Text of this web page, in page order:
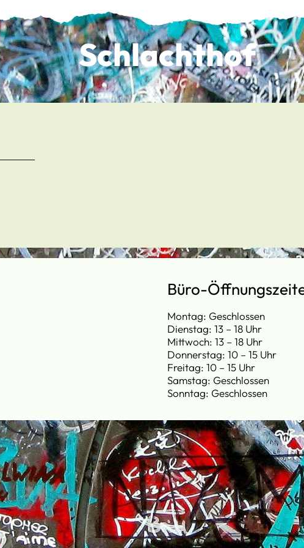
Schlachthof
Büro-
Montag: Geschlossen
Dienstag: 13 – 18 Uhr
Mittwoch: 13 – 18 Uhr
Donnerstag: 10 – 15 Uhr
Freitag: 10 – 15 Uhr
Samstag: Geschlossen
Sonntag: Geschlossen